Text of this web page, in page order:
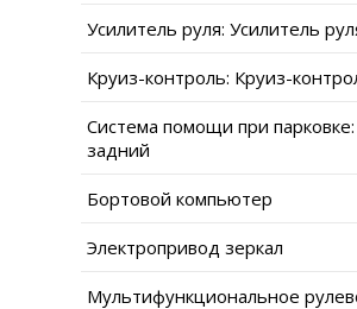
Усилитель руля: Усилитель
Круиз-контроль: Круиз-
Система помощи при
задний
Бортовой компьютер
Электропривод зеркал
Мультифункциональное